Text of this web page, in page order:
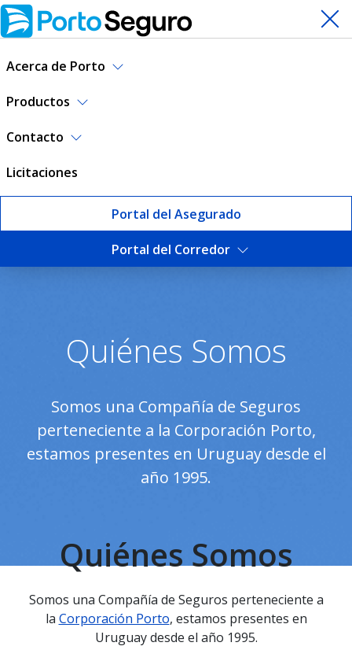
Acerca de Porto
Productos
Contacto
Licitaciones
Portal del Asegurado
Portal del Corredor
¿Quiénes somos? | Porto
Quiénes Somos
Somos una Compañía de Seguros
perteneciente a la Corporación Porto,
estamos presentes en Uruguay desde el
año 1995.
Quiénes Somos
Somos una Compañía de Seguros perteneciente a
la Corporación Porto, estamos presentes en
Uruguay desde el año 1995.